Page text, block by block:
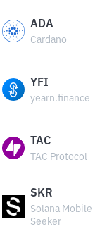
ADA
Cardano
YFI
yearn.finance
TAC
TAC Protocol
SKR
Solana Mobile
Seeker